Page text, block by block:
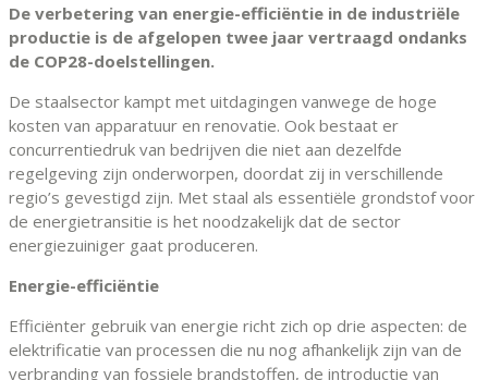
De verbetering van energie-efficiëntie in de industriële
productie is de afgelopen twee jaar vertraagd ondanks
de COP28-doelstellingen.
De staalsector kampt met uitdagingen vanwege de hoge
kosten van apparatuur en renovatie. Ook bestaat er
concurrentiedruk van bedrijven die niet aan dezelfde
regelgeving zijn onderworpen, doordat zij in verschillende
regio’s gevestigd zijn. Met staal als essentiële grondstof voor
de energietransitie is het noodzakelijk dat de sector
energiezuiniger gaat produceren.
Energie-efficiëntie
Efficiënter gebruik van energie richt zich op drie aspecten: de
elektrificatie van processen die nu nog afhankelijk zijn van de
verbranding van fossiele brandstoffen, de introductie van